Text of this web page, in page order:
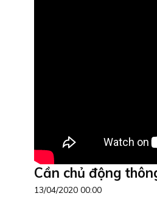
Cần chủ động
13/04/2020 00:00